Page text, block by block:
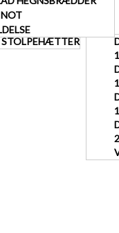
STOLPEHÆTTER
NOT